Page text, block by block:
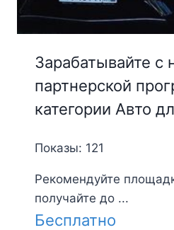
Зарабатывайте с
партнерской
категории Авто
Показы: 121
Рекомендуйте
получайте до ...
Бесплатно